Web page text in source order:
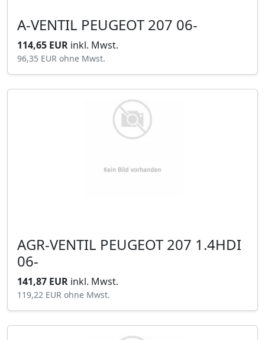
A-VENTIL PEUGEOT 207 06-
114,65 EUR inkl. Mwst.
96,35 EUR ohne Mwst.
AGR-VENTIL PEUGEOT 207 1.4HDI
06-
141,87 EUR inkl. Mwst.
119,22 EUR ohne Mwst.